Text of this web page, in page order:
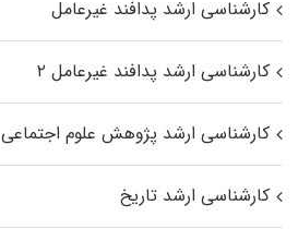
کارشناسی ارشد پدافند غیرعامل
کارشناسی ارشد پدافند غیرعامل ۲
کارشناسی ارشد پژوهش علوم اجتماعی
کارشناسی ارشد تاریخ